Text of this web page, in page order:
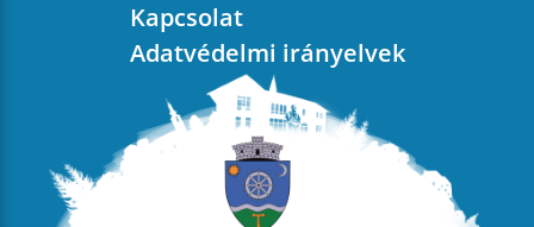
Kapcsolat
Adatvédelmi irányelvek